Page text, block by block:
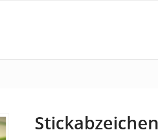
Stickabzeichen